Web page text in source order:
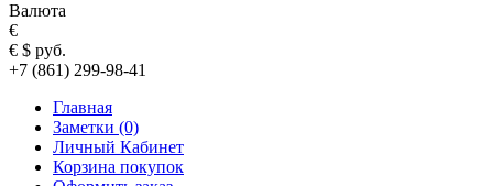
Валюта
€
€ $ руб.
+7 (861) 299-98-41
Главная
Заметки (0)
Личный Кабинет
Корзина покупок